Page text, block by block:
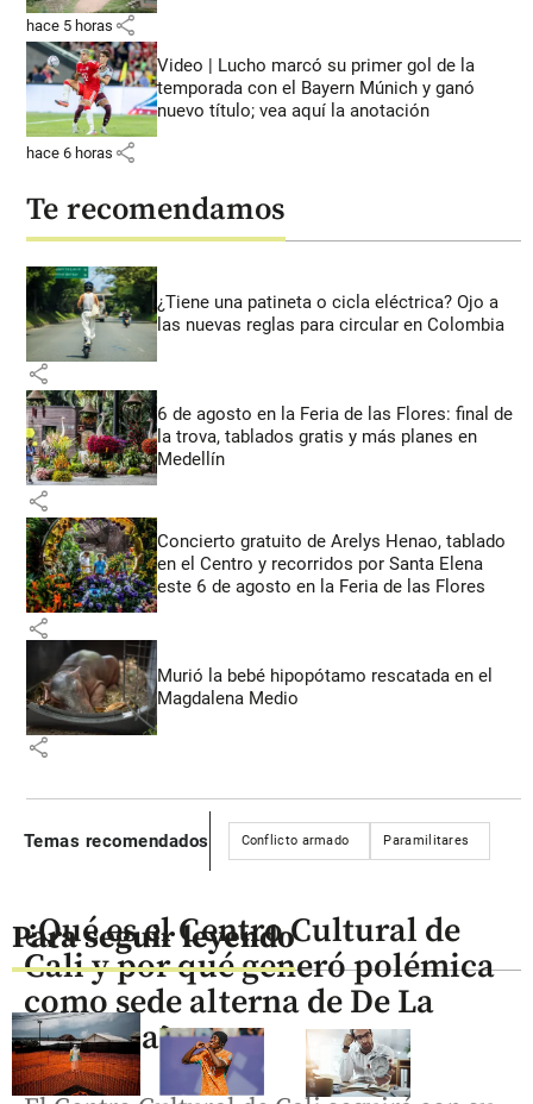
hace 5 horas share
Video | Lucho marcó su primer gol de la
temporada con el Bayern Múnich y ganó
nuevo título; vea aquí la anotación
hace 6 horas share
Te recomendamos
¿Tiene una patineta o cicla eléctrica? Ojo a
las nuevas reglas para circular en Colombia
share
6 de agosto en la Feria de las Flores: final de
la trova, tablados gratis y más planes en
Medellín
share
Concierto gratuito de Arelys Henao, tablado
en el Centro y recorridos por Santa Elena
este 6 de agosto en la Feria de las Flores
share
Murió la bebé hipopótamo rescatada en el
Magdalena Medio
share
Temas recomendados Conflicto armado Paramilitares
Para seguir leyendo
¿Qué es el Centro Cultural de
Cali y por qué generó polémica
como sede alterna de De La
Espriella?